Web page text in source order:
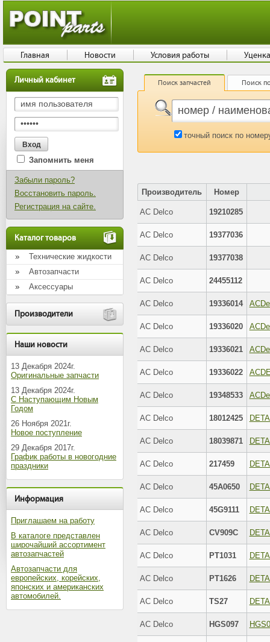
Личный кабинет
Запомнить меня
Забыли пароль?
Восстановить пароль.
Регистрация на сайте.
Каталог товаров
Технические жидкости
Автозапчасти
Аксессуары
Производители
Наши новости
13 Декабря 2024г.
Оригинальные запчасти
13 Декабря 2024г.
С Наступающим Новым
Годом
26 Ноября 2021г.
Новое поступление
29 Декабря 2017г.
График работы в новогодние
праздники
Информация
Приглашаем на работу
В каталоге представлен
широчайший ассортимент
автозапчастей
Автозапчасти для
европейских, корейских,
японских и американских
автомобилей.
Поиск запчастей Поиск
точный поиск по
Производитель Номер
AC Delco 19210285
AC Delco 19377036
AC Delco 19377038
AC Delco 24455112
AC Delco 19336014
AC Delco 19336020
AC Delco 19336021
AC Delco 19336022
AC Delco 19348533
AC Delco 18012425
AC Delco 18039871
AC Delco 217459
AC Delco 45A0650
AC Delco 45G9111
AC Delco CV909C
AC Delco PT1031
AC Delco PT1626
AC Delco TS27
AC Delco HGS097
Главная Новости Условия работы